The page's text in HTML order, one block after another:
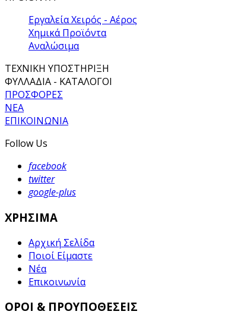
Εργαλεία Χειρός - Αέρος
Χημικά Προϊόντα
Αναλώσιμα
ΤΕΧΝΙΚΗ ΥΠΟΣΤΗΡΙΞΗ
ΦΥΛΛΑΔΙΑ - ΚΑΤΑΛΟΓΟΙ
ΠΡΟΣΦΟΡΕΣ
ΝΕΑ
ΕΠΙΚΟΙΝΩΝΙΑ
Follow Us
facebook
twitter
google-plus
ΧΡΗΣΙΜΑ
Αρχική Σελίδα
Ποιοί Είμαστε
Νέα
Επικοινωνία
ΟΡΟΙ & ΠΡΟΥΠΟΘΕΣΕΙΣ